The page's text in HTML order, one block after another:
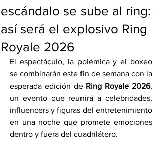
escándalo se sube al ring:
así será el explosivo Ring
Royale 2026
El espectáculo, la polémica y el boxeo
se combinarán este fin de semana con la
esperada edición de Ring Royale 2026,
un evento que reunirá a celebridades,
influencers y figuras del entretenimiento
en una noche que promete emociones
dentro y fuera del cuadrilátero.